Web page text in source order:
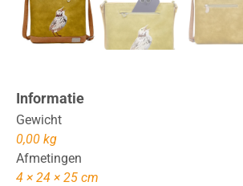
Informatie
Gewicht
0,00 kg
Afmetingen
4 × 24 × 25 cm